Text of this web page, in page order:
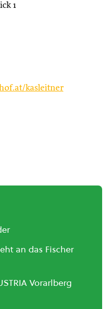
1
kasleitner
an das Fischer
Vorarlberg